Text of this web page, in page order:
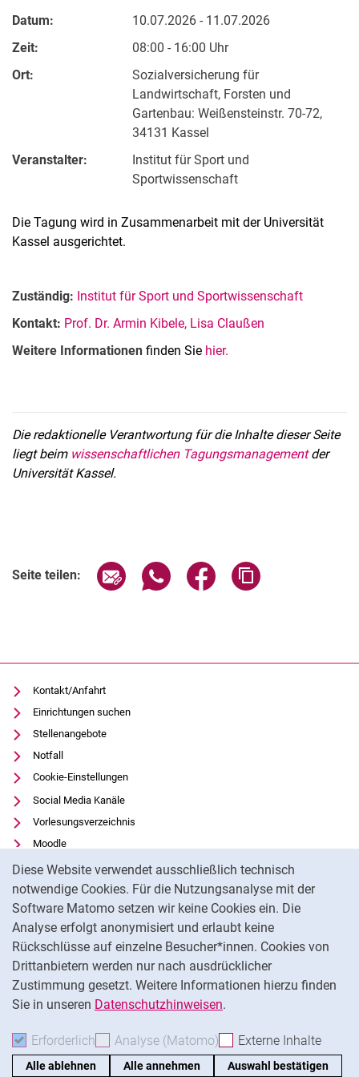
Diese Website verwendet ausschließlich technisch
notwendige Cookies. Für die Nutzungsanalyse mit der
Software Matomo setzen wir keine Cookies ein. Die
Analyse erfolgt anonymisiert und erlaubt keine
Rückschlüsse auf einzelne Besucher*innen. Cookies von
Drittanbietern werden nur nach ausdrücklicher
Zustimmung gesetzt. Weitere Informationen hierzu finden
Sie in unseren Datenschutzhinweisen.
Erforderlich Erforderliche Cookies akzeptieren
Analyse (Matomo) Analyse-Cookies
Externe Inhalte
Alle ablehnen Alle annehmen Auswahl bestätigen
Datum:
10.07.2026 - 11.07.2026
Zeit:
08:00 - 16:00 Uhr
Ort:
Sozialversicherung für
Landwirtschaft, Forsten und
Gartenbau: Weißensteinstr. 70-72,
34131 Kassel
Veranstalter:
Institut für Sport und
Sportwissenschaft
Die Tagung wird in Zusammenarbeit mit der Universität
Kassel ausgerichtet.
Zuständig: Institut für Sport und Sportwissenschaft
Kontakt: Prof. Dr. Armin Kibele, Lisa Claußen
Weitere Informationen finden Sie hier.
Die redaktionelle Verantwortung für die Inhalte dieser Seite
liegt beim wissenschaftlichen Tagungsmanagementder
Universität Kassel.
Seite teilen: Seite über E-Mail teilen
Seite über WhatsApp teilen
Seite über Facebook
Kontakt/Anfahrt
Einrichtungen suchen
Stellenangebote
Notfall
Cookie-Einstellungen
Social Media Kanäle
Vorlesungsverzeichnis
Moodle
Panopto
Universitätsbibliothek
Datenschutz
Barrierefreiheit
Transparenter KI-Einsatz